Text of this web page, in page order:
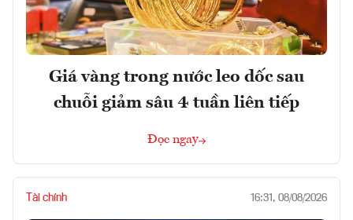
Giá vàng trong nước leo dốc sau
chuỗi giảm sâu 4 tuần liên tiếp
Đọc ngay
Tài chính 16:31, 08/08/2026